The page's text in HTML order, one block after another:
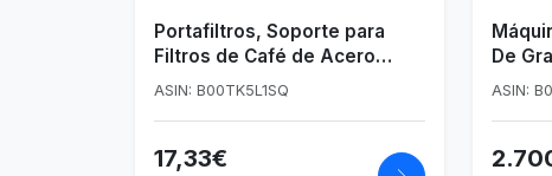
Portafiltros, Soporte para
Filtros de Café de Acero
Inoxidable
ASIN: B00TK5L1SQ
17,33€
De
ASIN: